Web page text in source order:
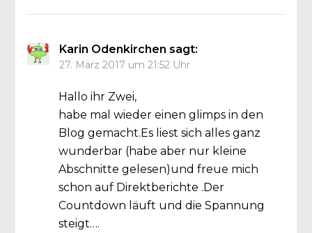
Karin Odenkirchen sagt:
27. März 2017 um 21:52 Uhr
Hallo ihr Zwei,
habe mal wieder einen glimps in den
Blog gemacht.Es liest sich alles ganz
wunderbar (habe aber nur kleine
Abschnitte gelesen)und freue mich
schon auf Direktberichte .Der
Countdown läuft und die Spannung
steigt….